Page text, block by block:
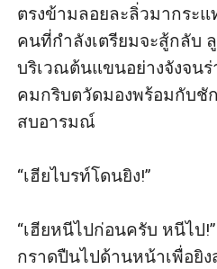
ตรงข้ามลอยละลิ่วมากระ
คนที่กำลังเตรียมจะสู้กลับ
บริเวณต้นแขนอย่างจังจนร่
คมกริบตวัดมองพร้อมกับชั
สบอารมณ์
“เฮียไบรท์โดนยิง!”
“เฮียหนีไปก่อนครับ หนีไป
กราดปืนไปด้านหน้าเพื่อยิ